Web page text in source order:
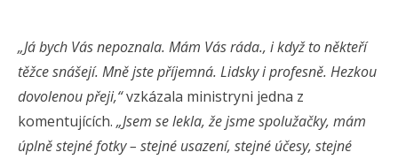
„Já bych Vás nepoznala. Mám Vás ráda., i když to někteří
těžce snášejí. Mně jste příjemná. Lidsky i profesně. Hezkou
dovolenou přeji,“vzkázala ministryni jedna z
komentujících. „Jsem se lekla, že jsme spolužačky, mám
úplně stejné fotky – stejné usazení, stejné účesy, stejné